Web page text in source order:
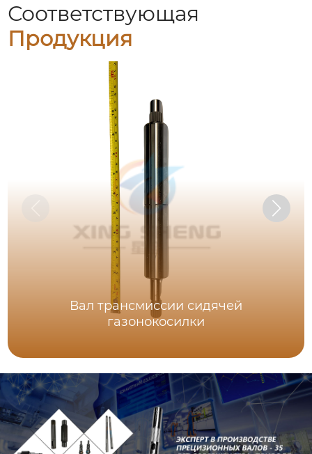
Соответствующая
Продукция
Вал трансмиссии сидячей
газонокосилки